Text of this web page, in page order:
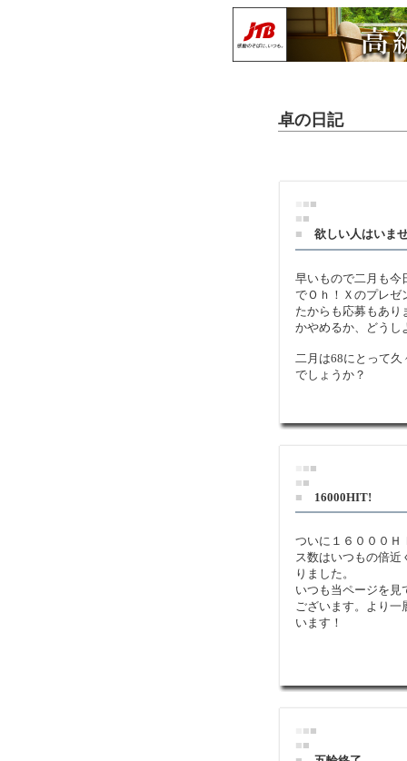
卓の日記
■■
■■
■
欲しい人はいま
早いもので二月も今
でＯｈ！Ｘのプレゼ
たからも応募もあり
かやめるか、どうし
二月は68にとって
でしょうか？
■■
■■
■
16000HIT!
ついに１６０００Ｈ
ス数はいつもの倍近
りました。
いつも当ページを見
ございます。より一
います！
■■
■■